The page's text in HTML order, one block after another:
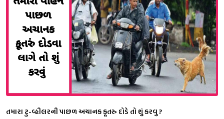
તમારા ટુ-વ્હીલરની પાછળ અચાનક કૂતરુ દોડે તો શું કરવુ ?